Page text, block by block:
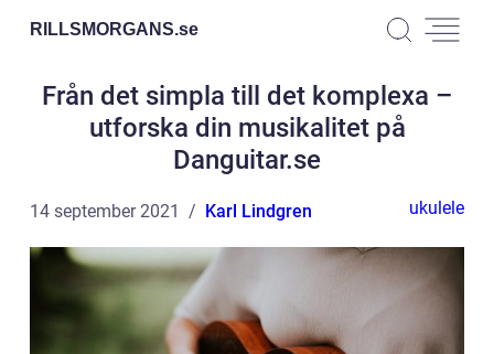
RILLSMORGANS.se
Från det simpla till det komplexa –
utforska din musikalitet på
Danguitar.se
14 september 2021 Karl Lindgren ukulele